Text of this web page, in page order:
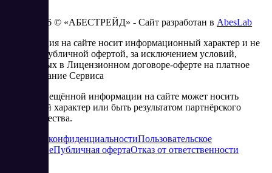
2023 - 2026 © «АБЕСТРЕЙД» - Сайт разработан в AbesLab
Информация на сайте носит информационный характер и не
является публичной офертой, за исключением условий,
изложенных в Лицензионном договоре-оферте на платное
использование Сервиса
Часть размещённой информации на сайте может носить
рекламный характер или быть результатом партнёрского
сотрудничества.
Политика конфиденциальностиПользовательское
соглашениеПубличная офертаОтказ от ответственности